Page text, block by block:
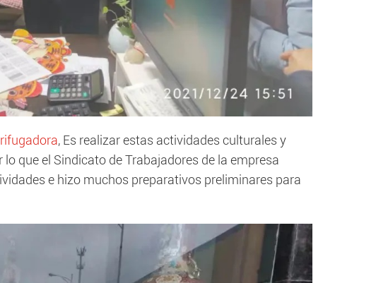
, Es realizar estas actividades culturales y
que el Sindicato de Trabajadores de la empresa
e hizo muchos preparativos preliminares para